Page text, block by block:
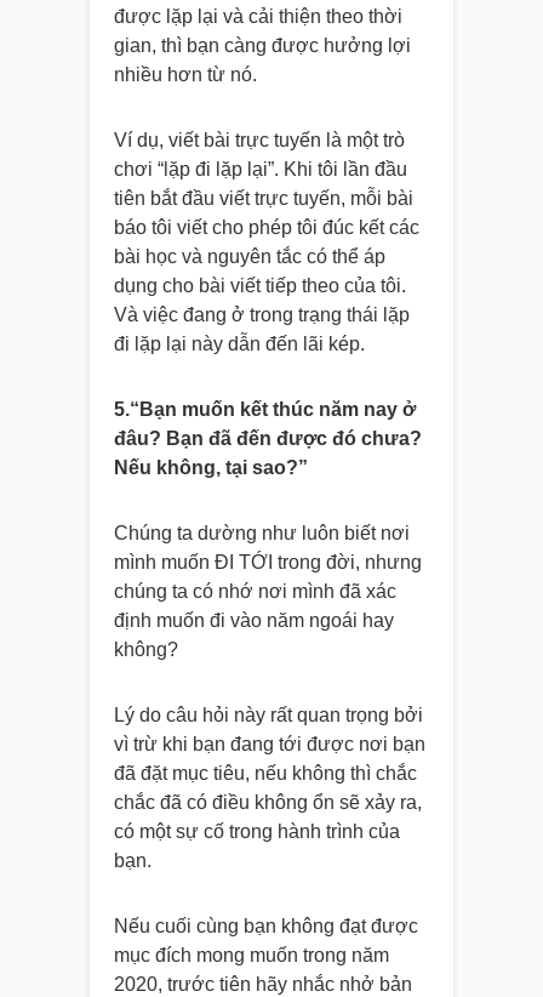
được lặp lại và cải thiện theo thời
gian, thì bạn càng được hưởng lợi
nhiều hơn từ nó.
Ví dụ, viết bài trực tuyến là một trò
chơi “lặp đi lặp lại”. Khi tôi lần đầu
tiên bắt đầu viết trực tuyến, mỗi bài
báo tôi viết cho phép tôi đúc kết các
bài học và nguyên tắc có thể áp
dụng cho bài viết tiếp theo của tôi.
Và việc đang ở trong trạng thái lặp
đi lặp lại này dẫn đến lãi kép.
5.“Bạn muốn kết thúc năm nay ở
đâu? Bạn đã đến được đó chưa?
Nếu không, tại sao?”
Chúng ta dường như luôn biết nơi
mình muốn ĐI TỚI trong đời, nhưng
chúng ta có nhớ nơi mình đã xác
định muốn đi vào năm ngoái hay
không?
Lý do câu hỏi này rất quan trọng bởi
vì trừ khi bạn đang tới được nơi bạn
đã đặt mục tiêu, nếu không thì chắc
chắc đã có điều không ổn sẽ xảy ra,
có một sự cố trong hành trình của
bạn.
Nếu cuối cùng bạn không đạt được
mục đích mong muốn trong năm
2020, trước tiên hãy nhắc nhở bản